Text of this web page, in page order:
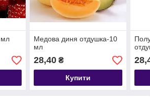
мл
Медова диня отдушка-10
мл
28,40₴
Купити